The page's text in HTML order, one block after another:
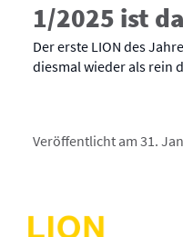
1/2025 ist
Der erste LION des
diesmal wieder als rein
Veröffentlicht am 31.